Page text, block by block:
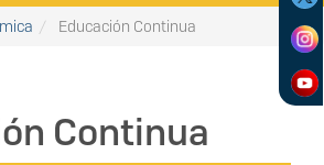
Educación Continua
Continua